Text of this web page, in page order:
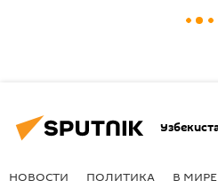
НОВОСТИ ПОЛИТИКА В МИРЕ